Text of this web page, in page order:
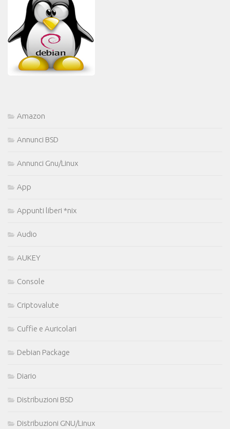
Amazon
Annunci BSD
Annunci Gnu/Linux
App
Appunti liberi *nix
Audio
AUKEY
Console
Criptovalute
Cuffie e Auricolari
Debian Package
Diario
Distribuzioni BSD
Distribuzioni GNU/Linux